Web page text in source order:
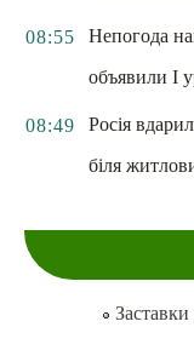
08:55
Непогода
объявили I
08:49
Росія
біля